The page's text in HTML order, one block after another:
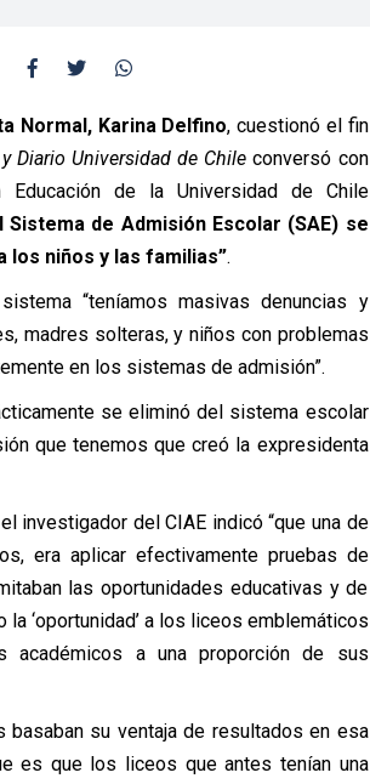
Normal, Karina Delfino, cuestionó el fin
Diario Universidad de Chile conversó con
de la Universidad de Chile
de Admisión Escolar (SAE) se
los niños y las familias”.
“teníamos masivas denuncias y
madres solteras, y niños con problemas
en los sistemas de admisión”.
se eliminó del sistema escolar
que tenemos que creó la expresidenta
investigador del CIAE indicó “que una de
era aplicar efectivamente pruebas de
las oportunidades educativas y de
‘oportunidad’ a los liceos emblemáticos
académicos a una proporción de sus
su ventaja de resultados en esa
es que los liceos que antes tenían una